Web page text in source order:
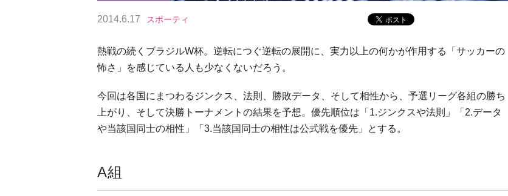
2014.6.17 スポーティ
熱戦の続くブラジルW杯。逆転につぐ逆転の展開に、実力以上の何かが作用する「サッカーの
怖さ」を感じている人も少なくないだろう。
今回は各国にまつわるジンクス、法則、勝敗データ、そして相性から、予選リーグ各組の勝ち
上がり、そして決勝トーナメントの結果を予想。優先順位は「1.ジンクスや法則」「2.データ
や当該国同士の相性」「3.当該国同士の相性は公式戦を優先」とする。
A組